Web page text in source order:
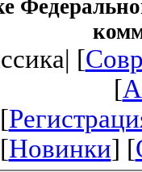
[
[
[
[Новинки] [